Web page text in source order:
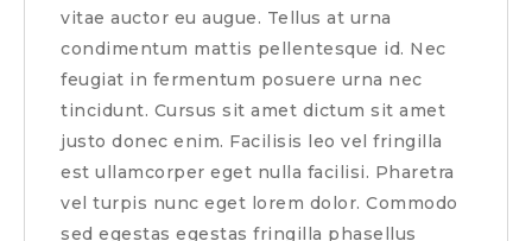
vitae auctor eu augue. Tellus at urna
condimentum mattis pellentesque id. Nec
feugiat in fermentum posuere urna nec
tincidunt. Cursus sit amet dictum sit amet
justo donec enim. Facilisis leo vel fringilla
est ullamcorper eget nulla facilisi. Pharetra
vel turpis nunc eget lorem dolor. Commodo
sed egestas egestas fringilla phasellus